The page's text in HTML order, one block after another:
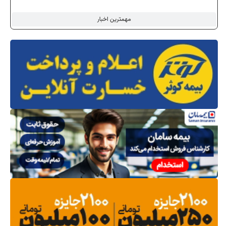
مهمترین اخبار